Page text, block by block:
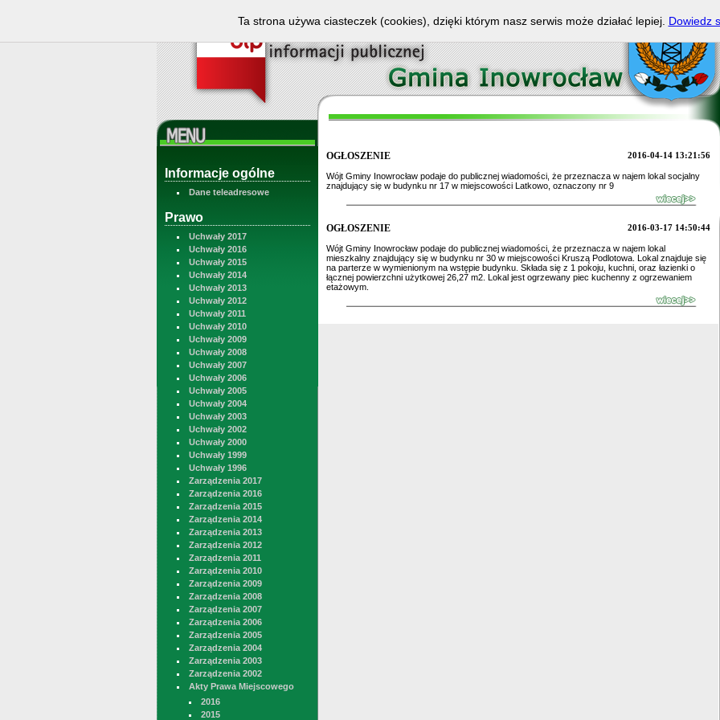
Informacje ogólne
Dane teleadresowe
Prawo
Uchwały 2017
Uchwały 2016
Uchwały 2015
Uchwały 2014
Uchwały 2013
Uchwały 2012
Uchwały 2011
Uchwały 2010
Uchwały 2009
Uchwały 2008
Uchwały 2007
Uchwały 2006
Uchwały 2005
Uchwały 2004
Uchwały 2003
Uchwały 2002
Uchwały 2000
Uchwały 1999
Uchwały 1996
Zarządzenia 2017
Zarządzenia 2016
Zarządzenia 2015
Zarządzenia 2014
Zarządzenia 2013
Zarządzenia 2012
Zarządzenia 2011
Zarządzenia 2010
Zarządzenia 2009
Zarządzenia 2008
Zarządzenia 2007
Zarządzenia 2006
Zarządzenia 2005
Zarządzenia 2004
Zarządzenia 2003
Zarządzenia 2002
Akty Prawa Miejscowego
2016
2015
2016-04-14 13:21:56
OGŁOSZENIE
Wójt Gminy Inowrocław podaje do publicznej wiadomości, że przeznacza w najem lokal socjalny
znajdujący się w budynku nr 17 w miejscowości Latkowo, oznaczony nr 9
2016-03-17 14:50:44
OGŁOSZENIE
Wójt Gminy Inowrocław podaje do publicznej wiadomości, że przeznacza w najem lokal
mieszkalny znajdujący się w budynku nr 30 w miejscowości Kruszą Podlotowa. Lokal znajduje się
na parterze w wymienionym na wstępie budynku. Składa się z 1 pokoju, kuchni, oraz łazienki o
łącznej powierzchni użytkowej 26,27 m2. Lokal jest ogrzewany piec kuchenny z ogrzewaniem
etażowym.
Ta strona używa ciasteczek (cookies), dzięki którym nasz serwis może działać lepiej. Dowiedz